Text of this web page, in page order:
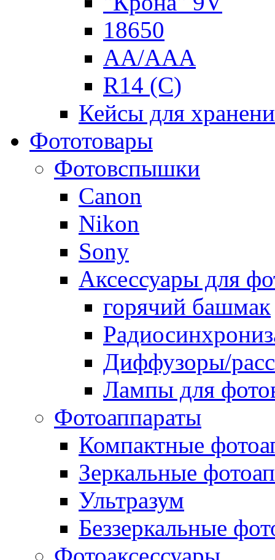
18650
AA/AAA
R14 (C)
Кейсы для
Фототовары
Фотовспышки
Canon
Nikon
Sony
Аксессуары для
горячий башмак
Диффузоры/
Лампы для
Фотоаппараты
Компактные
Зеркальные
Ультразум
Беззеркальные